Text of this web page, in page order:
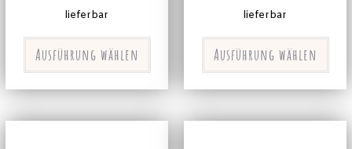
lieferbar
Ausführung wählen
lieferbar
Ausführung wählen